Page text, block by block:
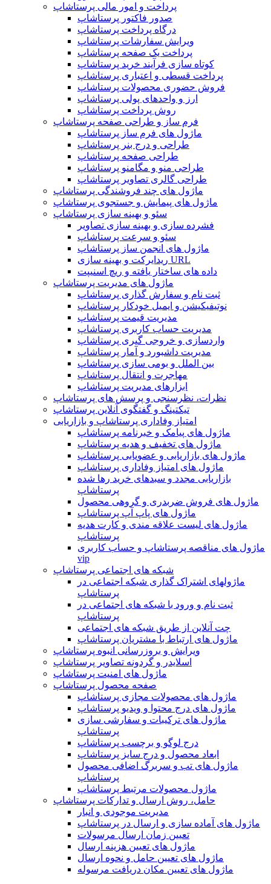
پرداخت و امور مالی پرستاشاپ
صدور فاکتور پرستاشاپ
درگاه پرداخت پرستاشاپ
ویرایش سفارشات پرستاشاپ
پرداخت یک صفحه پرستاشاپ
کوتاه سازی فرآیند خرید پرستاشاپ
پرداخت قسطی و اعتباری پرستاشاپ
فروش حضوری محصولات پرستاشاپ
ارز و واحدهای پولی پرستاشاپ
روش پرداخت پرستاشاپ
فرم ساز و طراحی صفحه پرستاشاپ
ماژول های فرم ساز پرستاشاپ
طراحی و درج بنر پرستاشاپ
طراحی صفحه پرستاشاپ
طراحی منو و مگامنو پرستاشاپ
طراحی گالری تصاویر پرستاشاپ
ماژول های چند فروشندگی پرستاشاپ
ماژول های پیمایش و جستجوی پرستاشاپ
سئو و بهینه سازی پرستاشاپ
فشرده سازی و بهینه سازی تصاویر
سئو و سرعت پرستاشاپ
ماژول های انجمن ساز پرستاشاپ
ریدایرکت و بهینه سازی URL
داده های ساختار یافته و ریچ اسنیپت
ماژول های مدیریت پرستاشاپ
ثبت نام و سفارش گذاری پرستاشاپ
نوتیفیکیشن و ایمیل خودکار پرستاشاپ
مدیریت قیمت پرستاشاپ
مدیریت حساب کاربری پرستاشاپ
واردسازی و خروجی گیری پرستاشاپ
مدیریت داشبورد و آمار پرستاشاپ
بین الملل و بومی سازی پرستاشاپ
مهاجرت و انتقال پرستاشاپ
ابزارهای مدیریت پرستاشاپ
نظرات، نظرسنجی و پرسش های پرستاشاپ
تیکتینگ و گفتگوی آنلاین پرستاشاپ
امتیاز وفاداری پرستاشاپ و بازاریابی
ماژول های پیامک و خبرنامه پرستاشاپ
ماژول های تخفیف و هدیه پرستاشاپ
ماژول های بازاریابی و عضویابی پرستاشاپ
ماژول های امتیاز وفاداری پرستاشاپ
بازاریابی مجدد و سبدهای خرید رها شده
پرستاشاپ
ماژول های فروش ضربدری و گروهی محصول
ماژول های پاپ آپ پرستاشاپ
ماژول های لیست علاقه مندی و کارت هدیه
پرستاشاپ
ماژول های مناقصه پرستاشاپ و حساب کاربری
vip
شبکه های اجتماعی پرستاشاپ
ماژولهای اشتراک‌ گذاری شبکه اجتماعی در
پرستاشاپ
ثبت نام و ورود با شبکه های اجتماعی در
پرستاشاپ
چت آنلاین از طریق شبکه های اجتماعی
ماژول های ارتباط با مشتریان پرستاشاپ
ویرایش و بروزرسانی انبوه پرستاشاپ
اسلایدر و گردونه تصاویر پرستاشاپ
ماژول های امنیت پرستاشاپ
صفحه محصول پرستاشاپ
ماژول های محصولات مجازی پرستاشاپ
ماژول های درج محتوا و ویدیو پرستاشاپ
ماژول های ترکیبات و سفارشی سازی
پرستاشاپ
درج لوگو و برچسب پرستاشاپ
ابعاد محصول و درج سایز پرستاشاپ
ماژول های تب و سربرگ اضافی محصول
پرستاشاپ
ماژول محصولات مرتبط پرستاشاپ
حامل، روش ارسال و تدارکات پرستاشاپ
مدیریت موجودی و انبار
ماژول های آماده سازی و ارسال در پرستاشاپ
تعیین زمان ارسال مرسولات
ماژول های تعیین هزینه ارسال
ماژول های تعیین حامل و نحوه ارسال
ماژول های تعیین مکان دریافت مرسوله